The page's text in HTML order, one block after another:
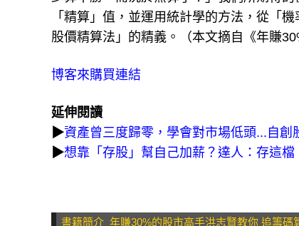
「精算」值，並運用統計學的方法，從「
股價精算法」的精義。（本文摘自《年賺
博客來購買連結
延伸閱讀
▶資產曾三度歸零，學會對市場低頭...自創
▶想靠「存股」幫自己加薪？達人：存這檔
書籍簡介_年賺30%的股市高手洪志賢教你 追籌碼